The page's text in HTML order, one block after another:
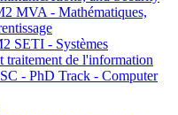
MVA - Mathématiques,
SETI - Systèmes
traitement de l'information
- PhD Track - Computer